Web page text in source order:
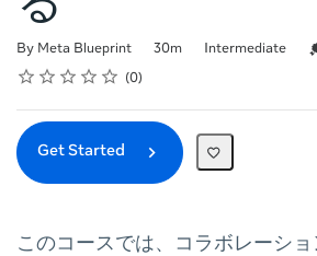
By Meta Blueprint
Duration 30m
Difficulty Intermediate
Rating
1 star
2 stars
3 stars
4 stars
5 stars
Average rating: 0 0
No reviews
Get Started
このコースでは、コラボレーシ